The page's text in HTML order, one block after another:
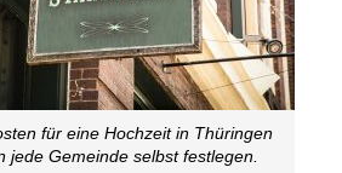
für eine Hochzeit in Thüringen
jede Gemeinde selbst festlegen.